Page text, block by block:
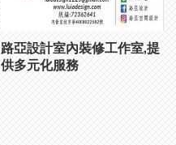
路亞設計室內裝修工作室,提
供多元化服務